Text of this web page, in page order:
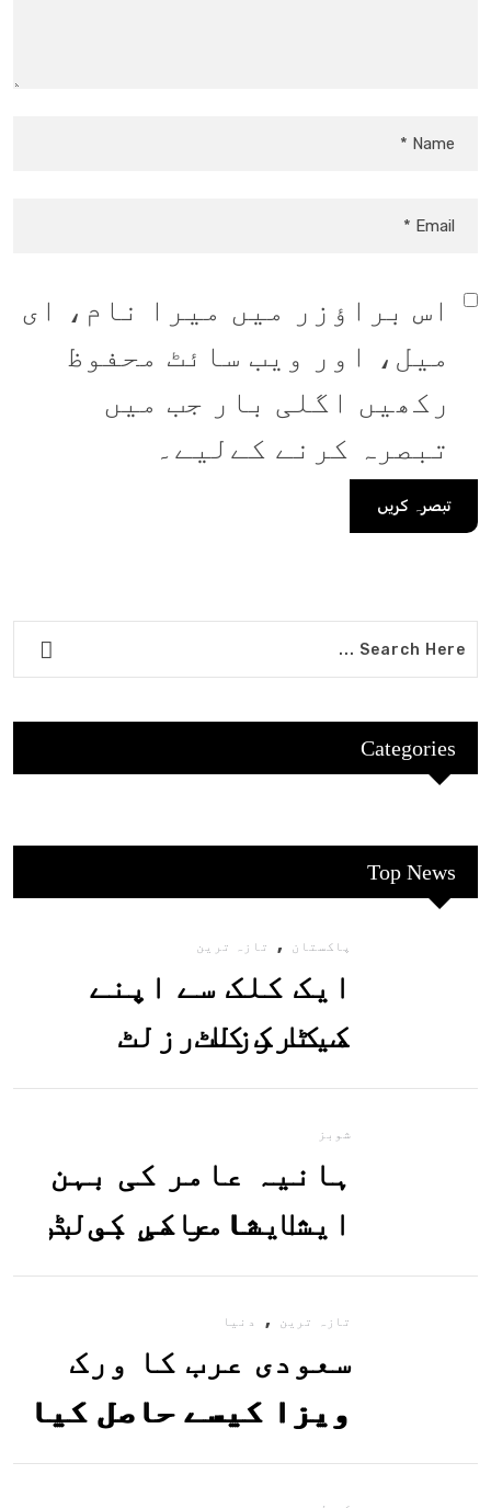
Categories
Top News
پاکستان , تازہ ترین
ایک کلک سے اپنے
میٹرک کا رزلٹ
معلوم کریں
شوبز
ہانیہ عامر کی بہن
ایشا عامر کی بولڈ
تصاویر وائرل ہو
گئیں
تازہ ترین , دنیا
سعودی عرب کا ورک
ویزا کیسے حاصل کیا
جاسکتا ہے؟جانیے
اس براؤزر میں میرا نام، ای
میل، اور ویب سائٹ محفوظ
رکھیں اگلی بار جب میں
تبصرہ کرنے کےلیے۔